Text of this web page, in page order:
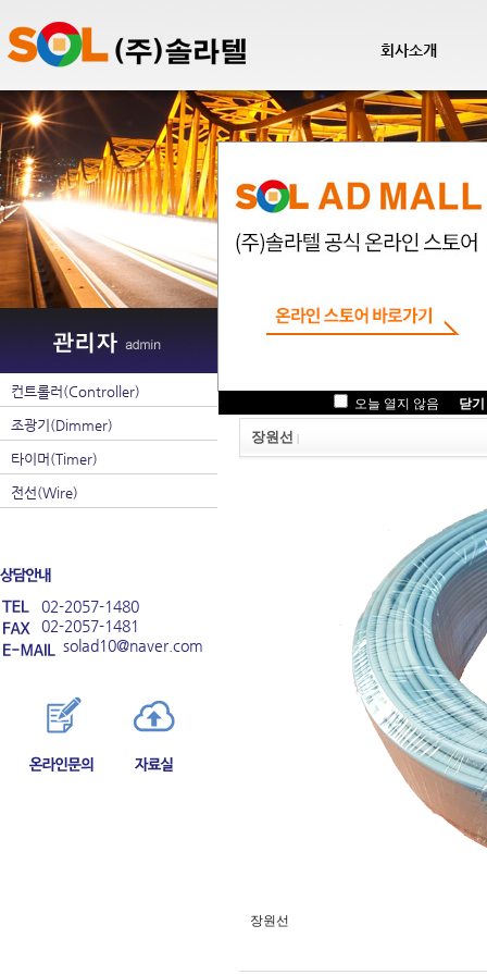
회사소개
. 오늘 열지 않음 닫기
컨트롤러(Controller)
조광기(Dimmer)
타이머(Timer)
전선(Wire)
02-2057-1480
02-2057-1481
solad10@naver.com
장원선 |
장원선